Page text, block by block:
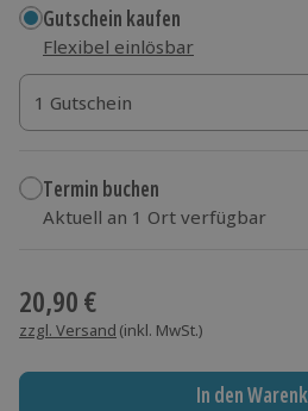
Gutschein kaufen
Flexibel einlösbar
1 Gutschein
1 Gutschein
1 Gutschein
Termin buchen
Aktuell an 1 Ort verfügbar
20,90 €
zzgl. Versand (inkl. MwSt.)
In den